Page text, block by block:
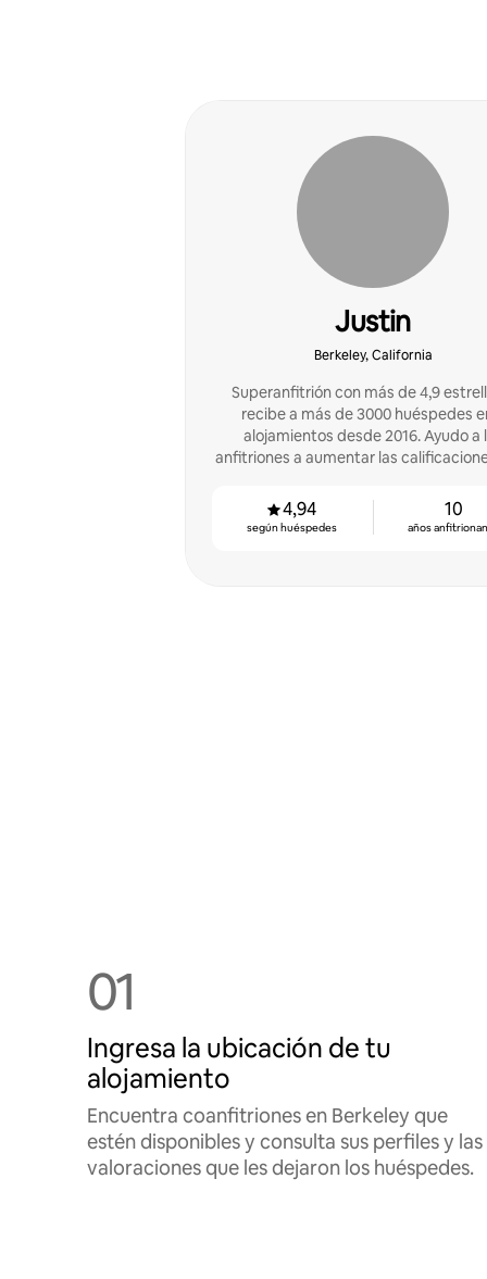
Justin
Berkeley, California
Superanfitrión con más de 4,9
recibe a más de 3000 huéspedes
alojamientos desde 2016. Ayudo a
anfitriones a aumentar las
4,94
según huéspedes
10
años
01
Ingresa la ubicación de tu
alojamiento
Encuentra coanfitriones en Berkeley que
estén disponibles y consulta sus perfiles y las
valoraciones que les dejaron los huéspedes.